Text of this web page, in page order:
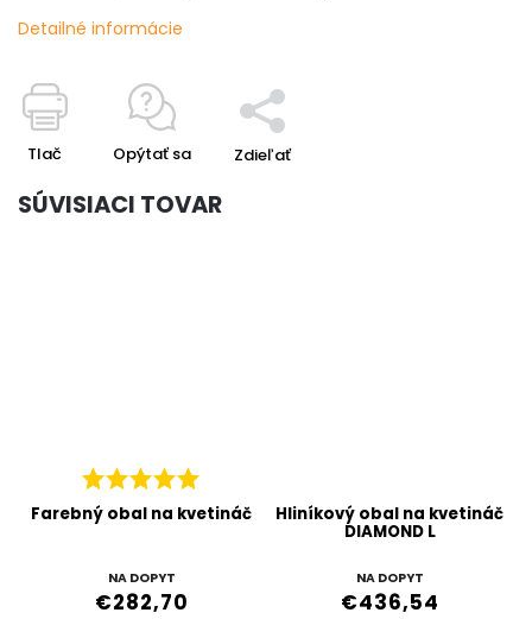
Detailné informácie
Tlač Opýtať sa Zdieľať
SÚVISIACI TOVAR
Farebný obal na kvetináč
NA DOPYT
€282,70
Hliníkový obal na kvetináč
DIAMOND L
NA DOPYT
€436,54